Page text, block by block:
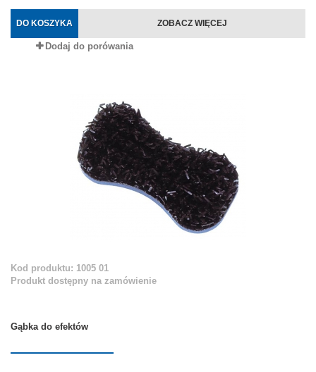
DO KOSZYKA ZOBACZ WIĘCEJ
Dodaj do porówania
Kod produktu: 1005 01
Produkt dostępny na zamówienie
Gąbka do efektów